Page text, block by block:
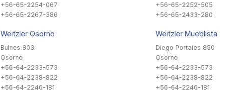
+56-65-2254-067
+56-65-2267-386
Weitzler Osorno
Bulnes 803
Osorno
+56-64-2233-573
+56-64-2238-822
+56-64-2246-181
+56-65-2252-505
+56-65-2433-280
Weitzler Mueblista
Diego Portales 850
Osorno
+56-64-2233-573
+56-64-2238-822
+56-64-2246-181